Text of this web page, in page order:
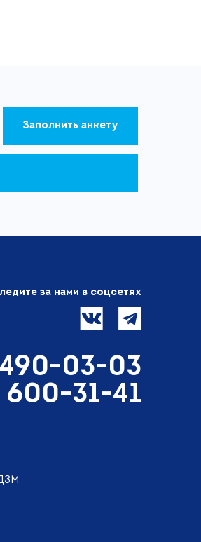
Заполнить анкету
за нами в соцсетях
490-03-03
600-31-41